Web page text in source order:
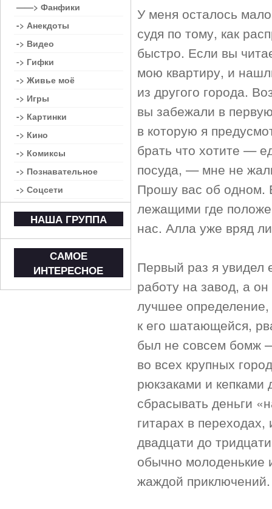
У меня осталось
судя по тому, как
быстро. Если вы
мою квартиру, и
из другого города.
вы забежали в
в которую я
брать что хотите —
посуда, — мне не
Прошу вас об одном.
лежащими где
нас. Алла уже вряд
Первый раз я увидел
работу на завод, а
лучшее
к его шатающейся,
был не совсем бомж
во всех крупных
рюкзаками и
сбрасывать деньги
гитарах в
двадцати до
обычно молоденькие
жаждой приключений.
——> Фанфики
-> Анекдоты
-> Видео
-> Гифки
-> Живье моё
-> Игры
-> Картинки
-> Кино
-> Комиксы
-> Познавательное
-> Соцсети
НАША ГРУППА
САМОЕ
ИНТЕРЕСНОЕ